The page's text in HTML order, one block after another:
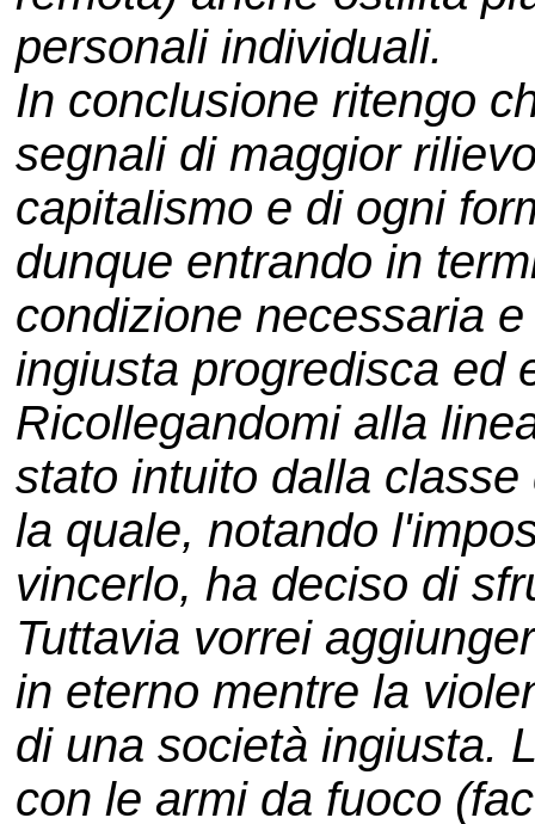
personali individuali.
In conclusione ritengo
segnali di maggior
capitalismo e di ogni
dunque entrando in
condizione necessaria
ingiusta progredisca ed
Ricollegandomi alla
stato intuito dalla
la quale, notando
vincerlo, ha deciso di
Tuttavia vorrei
in eterno mentre la
di una società ingiusta.
con le armi da fuoco